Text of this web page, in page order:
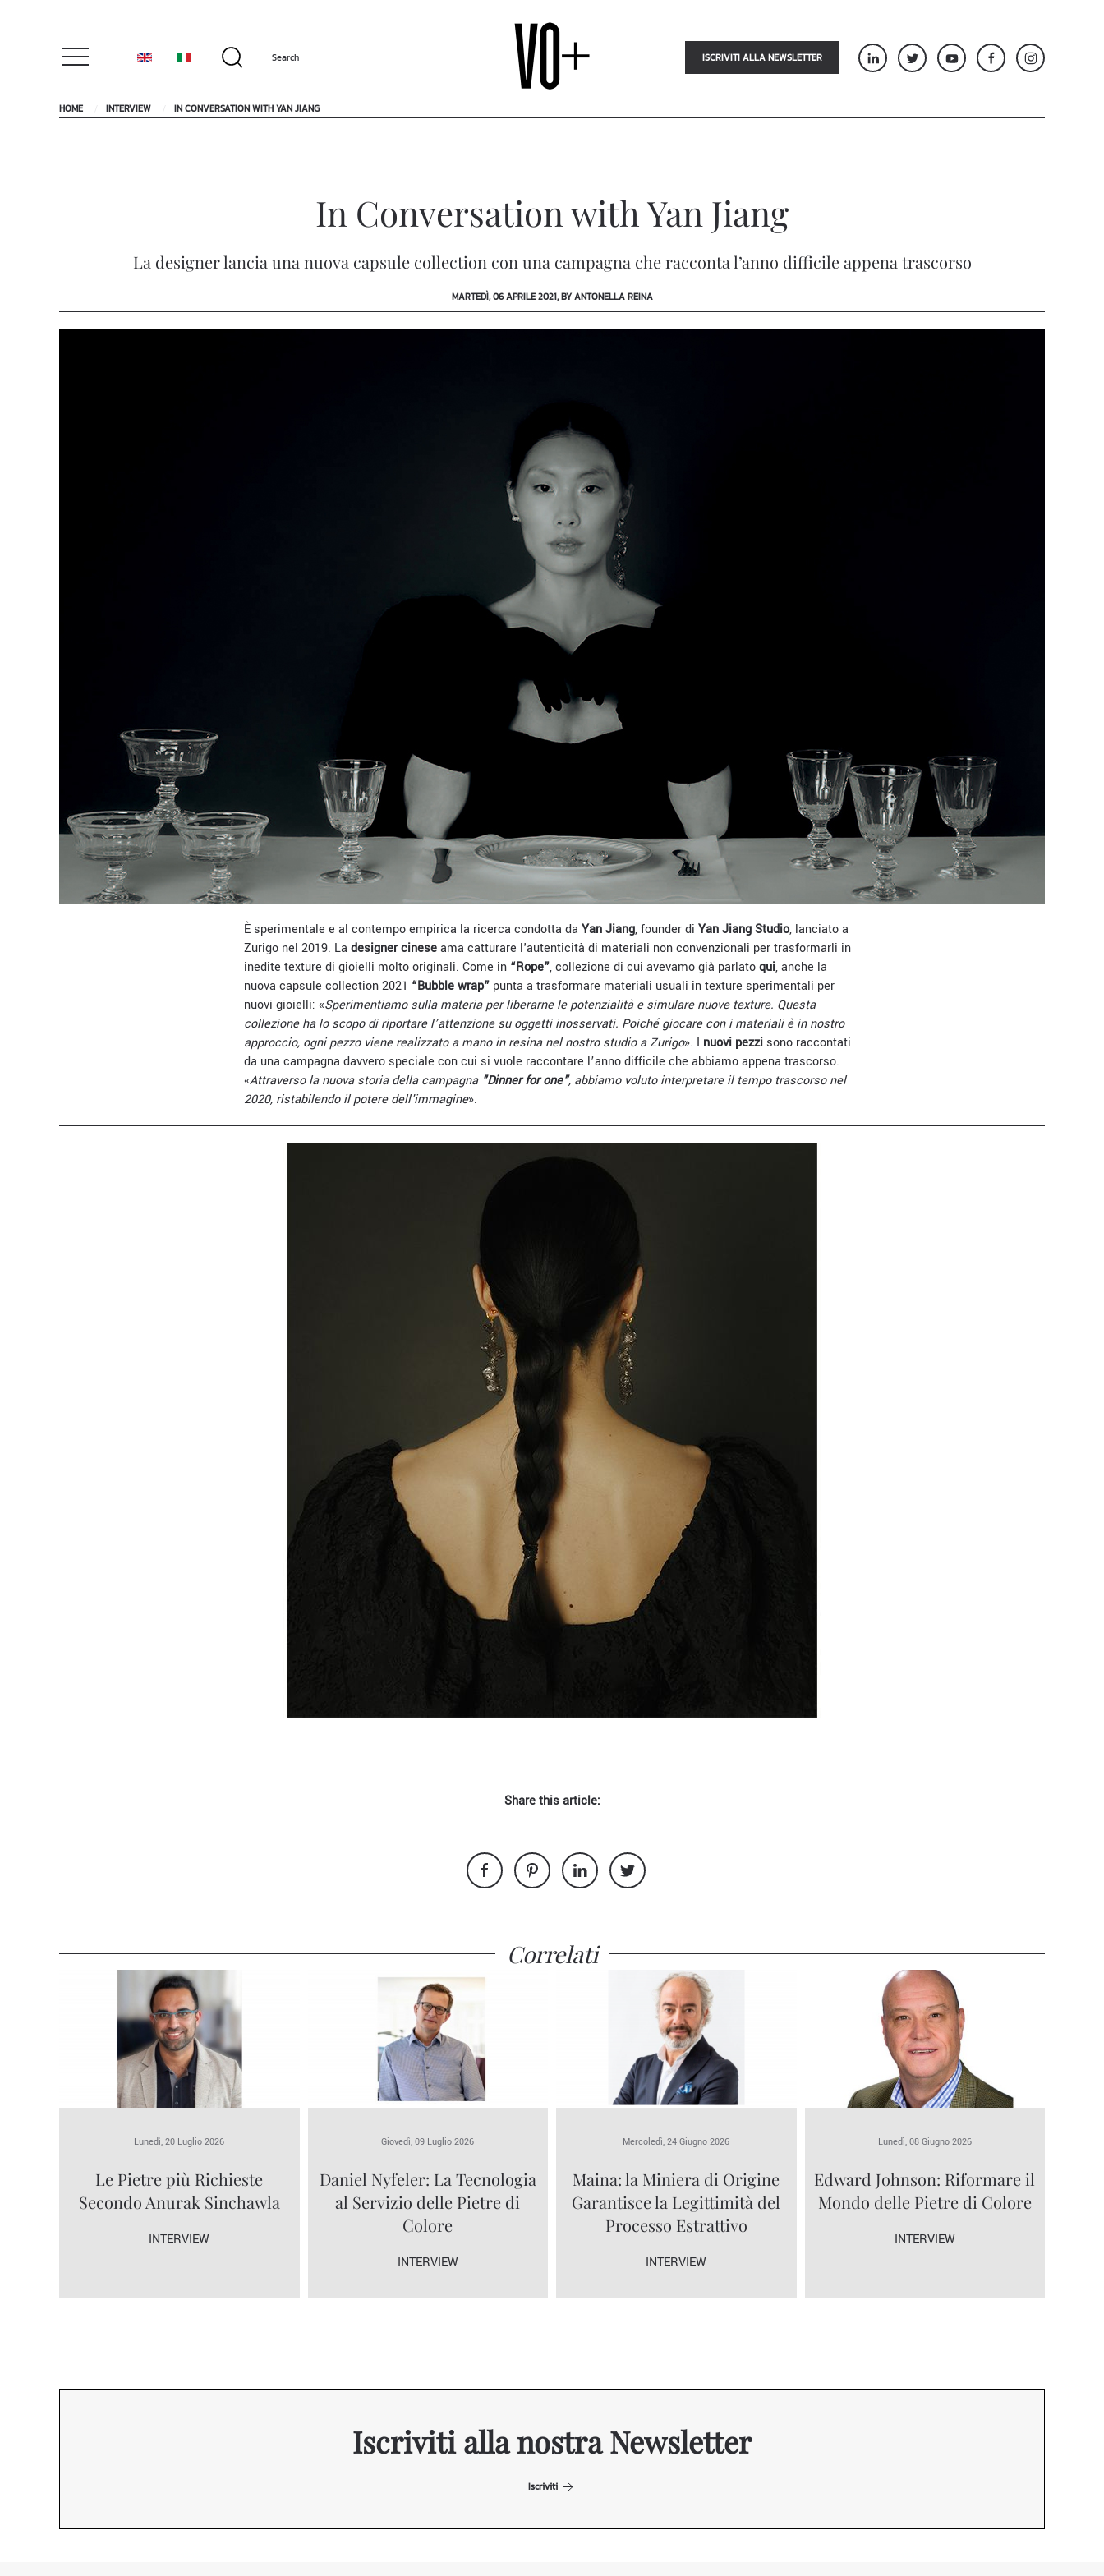
ISCRIVITI ALLA NEWSLETTER
HOME INTERVIEW IN CONVERSATION WITH YAN JIANG
In Conversation with Yan Jiang
La designer lancia una nuova capsule collection con una campagna che racconta l’anno difficile appena trascorso
MARTEDÌ, 06 APRILE 2021, BY ANTONELLA REINA
È sperimentale e al contempo empirica la ricerca condotta da Yan Jiang, founder di Yan Jiang Studio, lanciato a
Zurigo nel 2019. La designer cineseama catturare l'autenticità di materiali non convenzionali per trasformarli in
inedite texture di gioielli molto originali. Come in “Rope”, collezione di cui avevamo già parlatoqui,anche la
nuova capsule collection 2021 “Bubble wrap” punta a trasformare materiali usuali in texture sperimentali per
nuovi gioielli: «Sperimentiamo sulla materia per liberarne le potenzialità e simulare nuove texture. Questa
collezione ha lo scopo di riportare l’attenzione su oggetti inosservati. Poiché giocare con i materiali è in nostro
approccio, ogni pezzo viene realizzato a mano in resina nel nostro studio a Zurigo». I nuovi pezzi sono raccontati
da una campagna davvero speciale con cui si vuole raccontare l’anno difficile che abbiamo appena trascorso.
«Attraverso la nuova storia della campagna "Dinner for one", abbiamo voluto interpretare il tempo trascorso nel
2020, ristabilendo il potere dell'immagine».
Share this article:
Correlati
Lunedì, 20 Luglio 2026
Le Pietre più Richieste
Secondo Anurak Sinchawla
INTERVIEW
Giovedì, 09 Luglio 2026
Daniel Nyfeler: La Tecnologia
al Servizio delle Pietre di
Colore
INTERVIEW
Mercoledì, 24 Giugno 2026
Maina: la Miniera di Origine
Garantisce la Legittimità del
Processo Estrattivo
INTERVIEW
Lunedì, 08 Giugno 2026
Edward Johnson: Riformare il
Mondo delle Pietre di Colore
INTERVIEW
Iscriviti alla nostra Newsletter
Iscriviti